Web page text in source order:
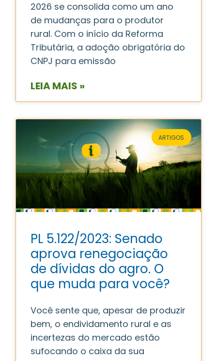
2026 se consolida como um ano
de mudanças para o produtor
rural. Com o início da Reforma
Tributária, a adoção obrigatória do
CNPJ para emissão
LEIA MAIS »
ARTIGOS
PL 5.122/2023: Senado
aprova renegociação
de dívidas do agro. O
que muda para você?
Você sente que, apesar de produzir
bem, o endividamento rural e as
incertezas do mercado estão
sufocando o caixa da sua